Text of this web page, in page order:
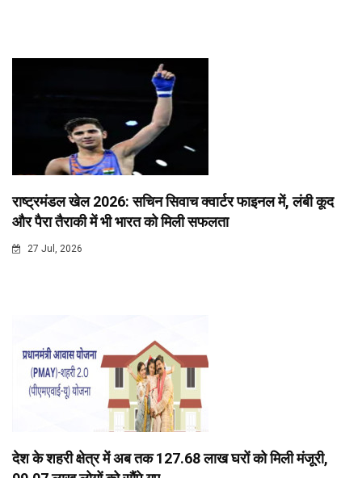
राष्ट्रमंडल खेल 2026: सचिन सिवाच क्वार्टर फाइनल में, लंबी कूद
और पैरा तैराकी में भी भारत को मिली सफलता
27 Jul, 2026
देश के शहरी क्षेत्र में अब तक 127.68 लाख घरों को मिली मंजूरी,